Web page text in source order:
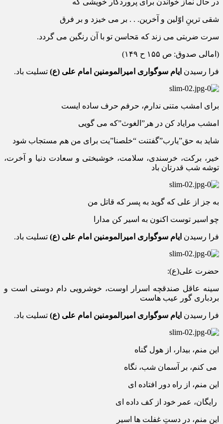
شقی ترینِ اوّلین و آخرین. . . بر می خیزد و بر فرق
سرت ضربتی می زند که مَحاسن تو با آن رنگین می گردد.
(امالی صدوق: ص ۱۵۵ ح ۱۴۹)
فرا رسیدن ایام سوگواری امیرالمومنین امام علی (ع) تسلیت باد.
برای امشب متنی ندارم، حرفم حرف ساده ایست
امشب مرایاد کن در هر”الغوث”که می گویی
شاید به حق”یارب”گفتنت “خلصنا”یت برای من هم مستجاب شود
خیر، برکت، خرسندی، سلامت، خوشبختی و سعادت دنیا و آخرت،
توشه شب قدرتان باد
به جز از علی که گوید به پسر که قاتل من
چو اسیر توست اکنون به اسیر کن مدارا
فرا رسیدن ایام سوگواری امیرالمومنین امام علی (ع) تسلیت باد.
حضرت علی(ع):
سینه عاقل صندقچه اسرار اوست، خوشرویی دام دوستی است و
بردباری گور عیب هاست
فرا رسیدن ایام سوگواری امیرالمومنین امام علی (ع) تسلیت باد.
این منم، بیدار، از هول گناه
می کنم، بر آسمان شب، نگاه
این منم، از راه دور افتاده ای
رایگان، عمر خود از کف داده ای
این منم، در دستِ غفلت ها اسیر